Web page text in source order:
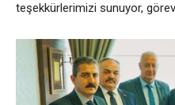
teşekkürlerimizi sunuyor,